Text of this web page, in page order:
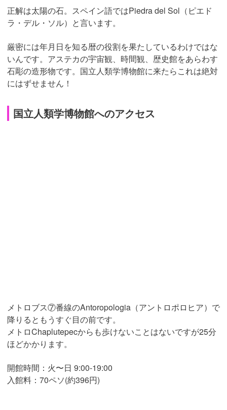
正解は太陽の石。スペイン語ではPiedra del Sol（ピエド
ラ・デル・ソル）と言います。
厳密には年月日を知る暦の役割を果たしているわけではな
いんです。アステカの宇宙観、時間観、歴史館をあらわす
石彫の造形物です。国立人類学博物館に来たらこれは絶対
にはずせません！
国立人類学博物館へのアクセス
メトロブス⑦番線のAntoropologia（アントロポロヒア）で
降りるともうすぐ目の前です。
メトロChaplutepecからも歩けないことはないですが25分
ほどかかります。
開館時間：火〜日 9:00-19:00
入館料：70ペソ(約396円)